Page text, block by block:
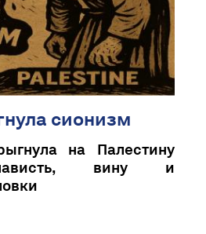
сионизм
на Палестину
вину и